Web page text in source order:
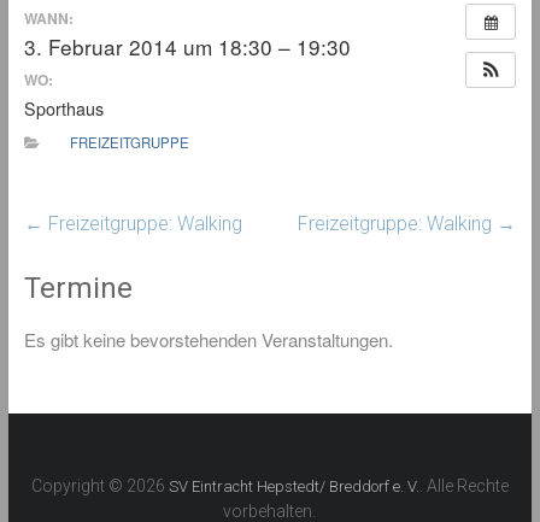
WANN:
3. Februar 2014 um 18:30 – 19:30
WO:
Sporthaus
FREIZEITGRUPPE
← Freizeitgruppe: Walking Freizeitgruppe: Walking →
Termine
Es gibt keine bevorstehenden Veranstaltungen.
Copyright © 2026 SV Eintracht Hepstedt/ Breddorf e. V. . Alle Rechte
vorbehalten.